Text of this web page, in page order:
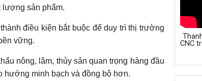
lượng sản phẩm.
điều kiện bắt buộc để duy trì thị trường
vững.
nông, lâm, thủy sản quan trọng hàng đầu
hướng minh bạch và đồng bộ hơn.
CNC